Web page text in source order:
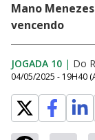
Mano
vencendo
JOGADA 10 | Do
04/05/2025 - 19H40